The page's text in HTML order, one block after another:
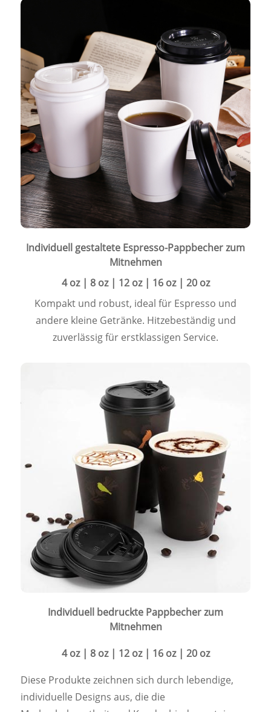
Individuell gestaltete Espresso-Pappbecher zum
Mitnehmen
4 oz | 8 oz | 12 oz | 16 oz | 20 oz
Kompakt und robust, ideal für Espresso und
andere kleine Getränke. Hitzebeständig und
zuverlässig für erstklassigen Service.
Individuell bedruckte Pappbecher zum
Mitnehmen
4 oz | 8 oz | 12 oz | 16 oz | 20 oz
Diese Produkte zeichnen sich durch lebendige,
individuelle Designs aus, die die